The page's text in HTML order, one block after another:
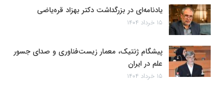
یادنامه‌ای در بزرگداشت دکتر بهزاد قره‌یاضی
۱۵ خرداد ۱۴۰۴
پیشگام ژنتیک، معمار زیست‌فناوری و صدای جسور
علم در ایران
۱۵ خرداد ۱۴۰۴